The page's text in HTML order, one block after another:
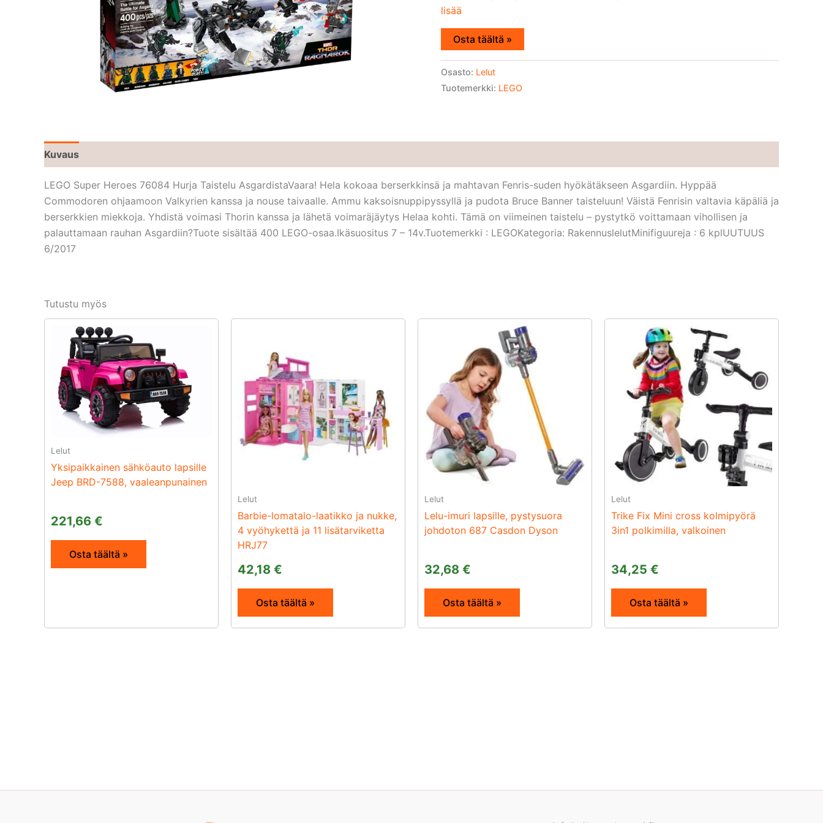
lisää
Osta täältä »
Osasto: Lelut
Tuotemerkki: LEGO
Kuvaus
LEGO Super Heroes 76084 Hurja Taistelu AsgardistaVaara! Hela kokoaa berserkkinsä ja mahtavan Fenris-suden hyökätäkseen Asgardiin. Hyppää
Commodoren ohjaamoon Valkyrien kanssa ja nouse taivaalle. Ammu kaksoisnuppipyssyllä ja pudota Bruce Banner taisteluun! Väistä Fenrisin valtavia käpäliä ja
berserkkien miekkoja. Yhdistä voimasi Thorin kanssa ja lähetä voimaräjäytys Helaa kohti. Tämä on viimeinen taistelu – pystytkö voittamaan vihollisen ja
palauttamaan rauhan Asgardiin?Tuote sisältää 400 LEGO-osaa.Ikäsuositus 7 – 14v.Tuotemerkki : LEGOKategoria: RakennuslelutMinifiguureja : 6 kplUUTUUS
6/2017
Tutustu myös
Lelut
Yksipaikkainen sähköauto lapsille
Jeep BRD-7588, vaaleanpunainen
221,66 €
Osta täältä »
Lelut
Barbie-lomatalo-laatikko ja nukke,
4 vyöhykettä ja 11 lisätarviketta
HRJ77
42,18 €
Osta täältä »
Lelut
Lelu-imuri lapsille, pystysuora
johdoton 687 Casdon Dyson
32,68 €
Osta täältä »
Lelut
Trike Fix Mini cross kolmipyörä
3in1 polkimilla, valkoinen
34,25 €
Osta täältä »